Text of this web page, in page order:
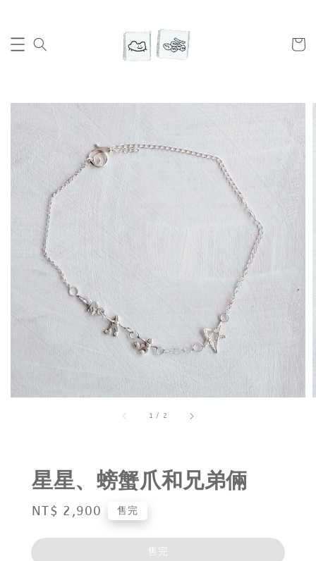
1 / 2
星星、螃蟹爪和兄弟倆
Regular
NT$ 2,900 售完
售完